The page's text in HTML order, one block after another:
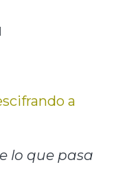
a
lo que pasa